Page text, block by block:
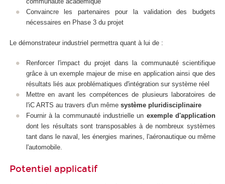
Convaincre les partenaires pour la validation des budgets
nécessaires en Phase 3 du projet
Le démonstrateur industriel permettra quant à lui de :
Renforcer l'impact du projet dans la communauté scientifique
grâce à un exemple majeur de mise en application ainsi que des
résultats liés aux problématiques d'intégration sur système réel
Mettre en avant les compétences de plusieurs laboratoires de
l'iC ARTS au travers d'un même système pluridisciplinaire
Fournir à la communauté industrielle un exemple d'application
dont les résultats sont transposables à de nombreux systèmes
tant dans le naval, les énergies marines, l'aéronautique ou même
l'automobile.
Potentiel applicatif